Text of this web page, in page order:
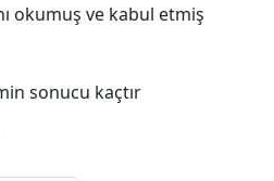
okumuş ve kabul etmiş
sonucu kaçtır